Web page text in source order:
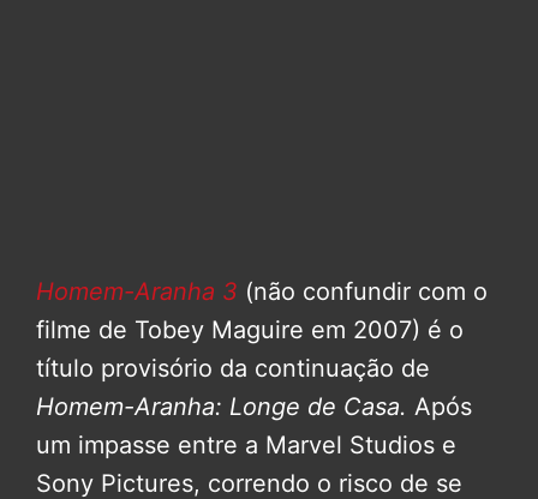
Homem-Aranha 3 (não confundir com o
filme de Tobey Maguire em 2007) é o
título provisório da continuação de
Homem-Aranha: Longe de Casa. Após
um impasse entre a Marvel Studios e
Sony Pictures, correndo o risco de se